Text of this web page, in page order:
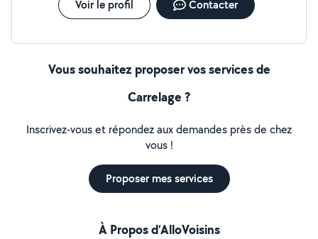
Voir le profil Contacter
Vous souhaitez proposer vos services de
Carrelage ?
Inscrivez-vous et répondez aux demandes près de chez
vous !
Proposer mes services
À Propos d’AlloVoisins